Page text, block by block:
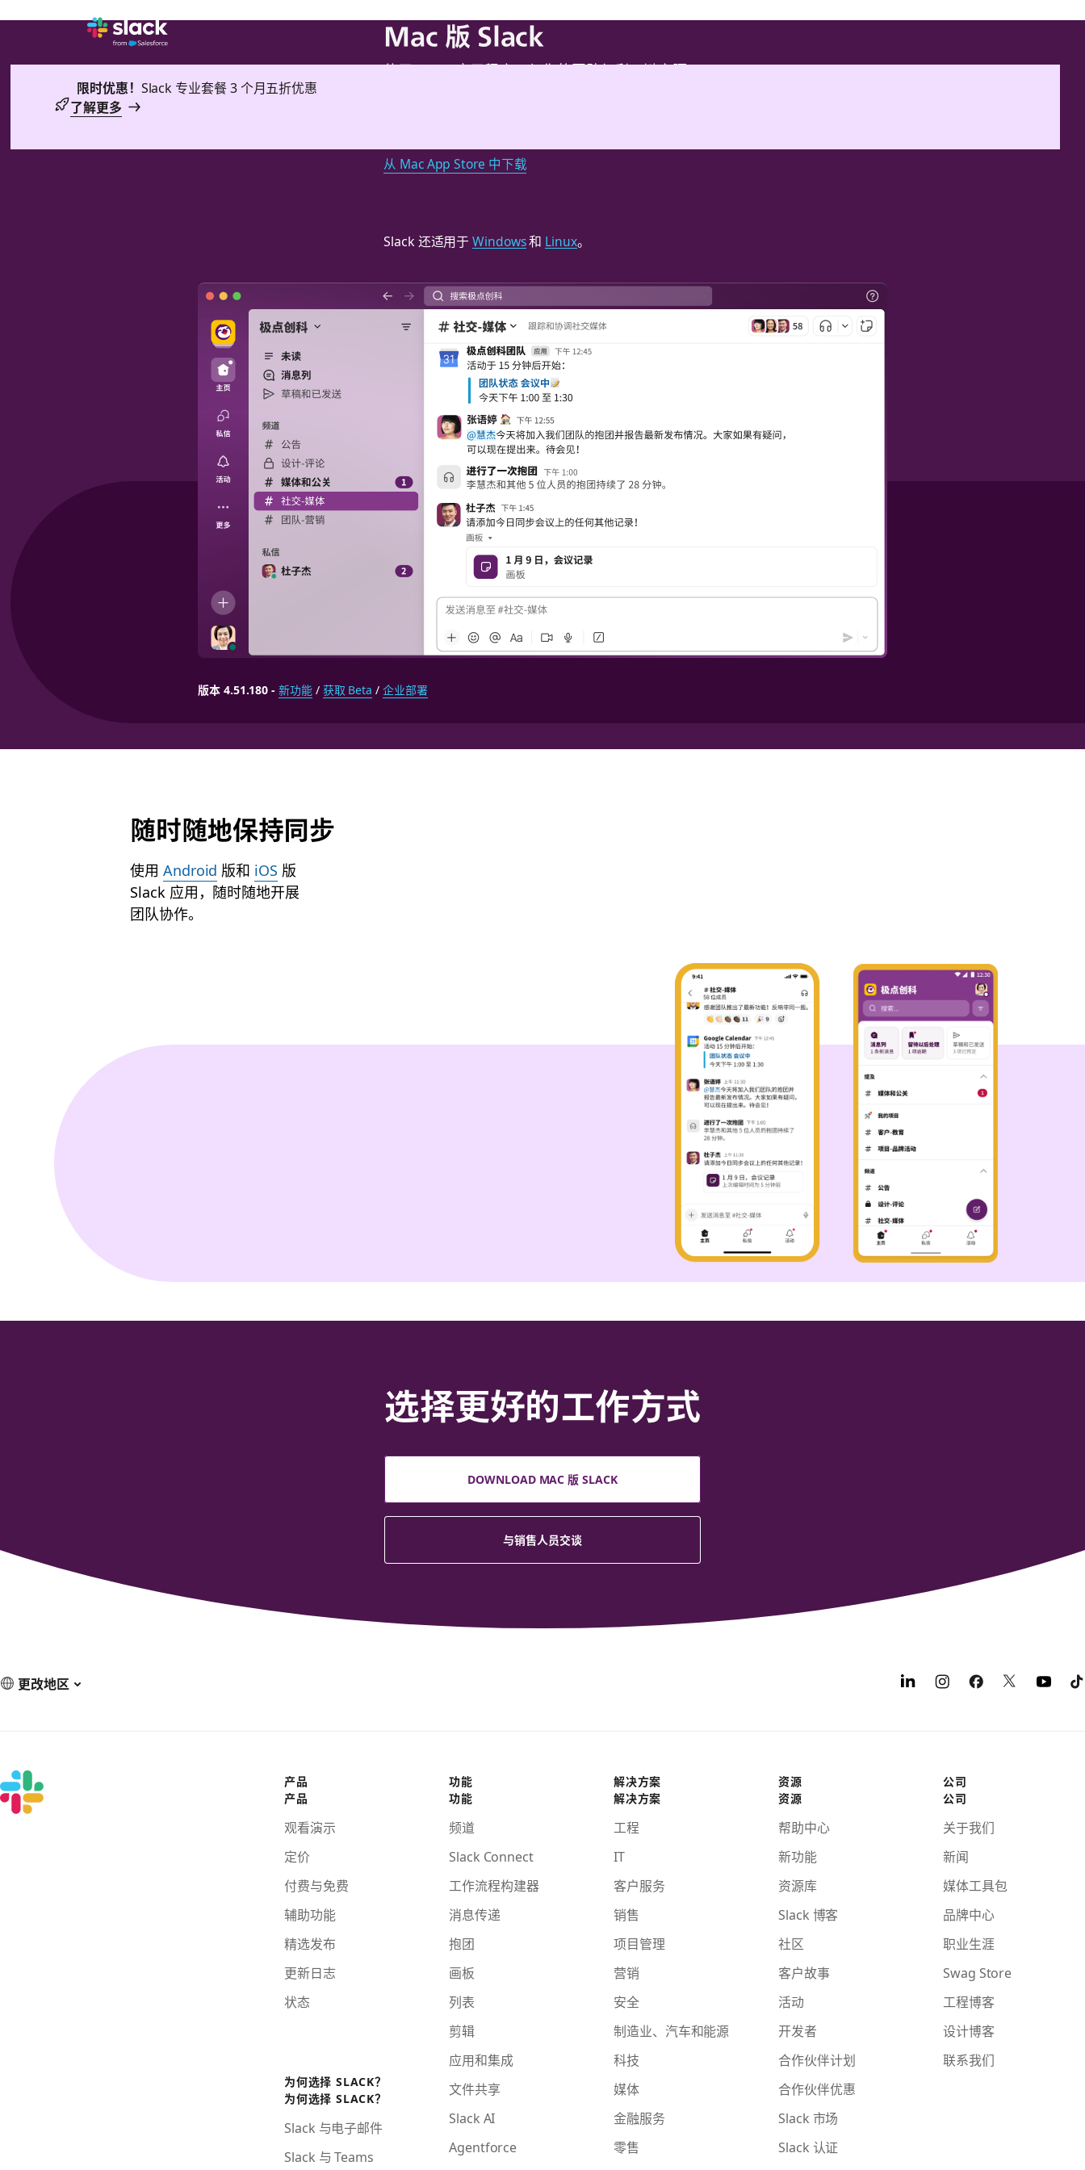
限时优惠！ Slack 专业套餐 3 个月五折优惠
了解更多
Mac 版 Slack
使用 Slack 应用程序，与你的团队仅剩一键之隔。
从 Mac App Store 中下载
Slack 还适用于Windows和 Linux。
版本 4.51.180 -新功能/ 获取 Beta / 企业部署
随时随地保持同步
使用 Android 版和 iOS 版
Slack 应用，随时随地开展
团队协作。
选择更好的工作方式
DOWNLOAD MAC 版 SLACK
与销售人员交谈
更改地区
产品
产品
观看演示
定价
付费与免费
辅助功能
精选发布
更新日志
状态
为何选择 SLACK？
为何选择 SLACK？
Slack 与电子邮件
Slack 与 Teams
功能
功能
频道
Slack Connect
工作流程构建器
消息传递
抱团
画板
列表
剪辑
应用和集成
文件共享
Slack AI
Agentforce
解决方案
解决方案
工程
IT
客户服务
销售
项目管理
营销
安全
制造业、汽车和能源
科技
媒体
金融服务
零售
资源
资源
帮助中心
新功能
资源库
Slack 博客
社区
客户故事
活动
开发者
合作伙伴计划
合作伙伴优惠
Slack 市场
Slack 认证
公司
公司
关于我们
新闻
媒体工具包
品牌中心
职业生涯
Swag Store
工程博客
设计博客
联系我们